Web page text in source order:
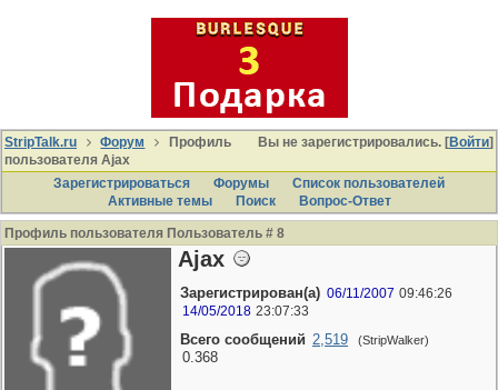
Вы не зарегистрировались. [Войти]
StripTalk.ru Форум
Профиль
пользователя Ajax
Зарегистрироваться
Форумы
Список пользователей
Активные темы
Поиcк Вопрос-Ответ
Профиль пользователя Пользователь # 8
Ajax
Зарегистрирован(а) 06/11/2007 09:46:26
14/05/2018 23:07:33
Всего сообщений 2,519 (StripWalker)
0.368